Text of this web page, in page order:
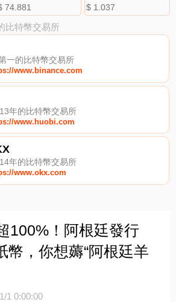
74.881 $ 1.037
比特幣交易所
一的比特幣交易所
www.binance.com
年的比特幣交易所
www.huobi.com
年的比特幣交易所
www.okx.com
100%！阿根廷發行
幣，你想薅“阿根廷羊
1 0:00:00